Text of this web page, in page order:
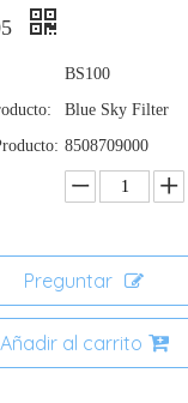
BS100
Blue Sky Filter
8508709000
Preguntar
Añadir al carrito